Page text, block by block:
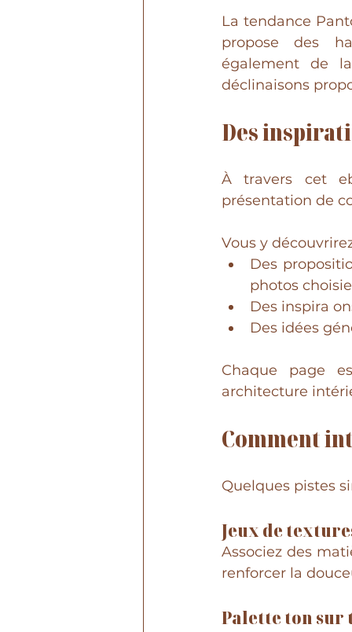
La tendance
propose des
également de
déclinaisons
Des
À travers cet
présentation de
Vous y
Des
photos
Des inspira
Des idées
Chaque page
architecture
Comment
Quelques pistes
Jeux de
Associez des
renforcer la
Palette ton sur